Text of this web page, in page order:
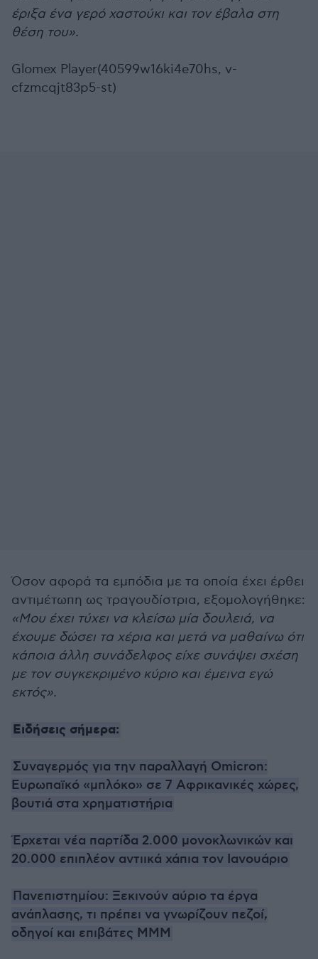
έριξα ένα γερό χαστούκι και τον έβαλα στη
θέση του».
Glomex Player(40599w16ki4e70hs, v-
cfzmcqjt83p5-st)
Όσον αφορά τα εμπόδια με τα οποία έχει έρθει
αντιμέτωπη ως τραγουδίστρια, εξομολογήθηκε:
«Μου έχει τύχει να κλείσω μία δουλειά, να
έχουμε δώσει τα χέρια και μετά να μαθαίνω ότι
κάποια άλλη συνάδελφος είχε συνάψει σχέση
με τον συγκεκριμένο κύριο και έμεινα εγώ
εκτός».
Ειδήσεις σήμερα:
Συναγερμός για την παραλλαγή Omicron:
Ευρωπαϊκό «μπλόκο» σε 7 Αφρικανικές χώρες,
βουτιά στα χρηματιστήρια
Έρχεται νέα παρτίδα 2.000 μονοκλωνικών και
20.000 επιπλέον αντιικά χάπια τον Ιανουάριο
Πανεπιστημίου: Ξεκινούν αύριο τα έργα
ανάπλασης, τι πρέπει να γνωρίζουν πεζοί,
οδηγοί και επιβάτες ΜΜΜ